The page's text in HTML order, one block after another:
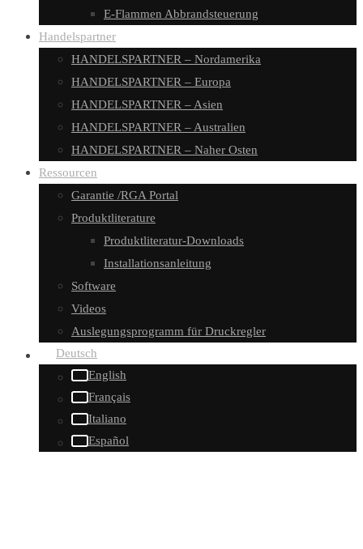
E-Flammen Abbrandsteuerung
Handelspartner
HANDELSPARTNER – Nordamerika
HANDELSPARTNER – Europa
HANDELSPARTNER – Asien
HANDELSPARTNER – Australien
HANDELSPARTNER – Naher Osten
Ressourcen
Garantie /RGA Portal
Produktliterature
Produktliteratur-Downloads
Installationsanleitung
Software
Videos
Auslegungsprogramm für Druckregler
Deutsch
English
Français
Italiano
Español